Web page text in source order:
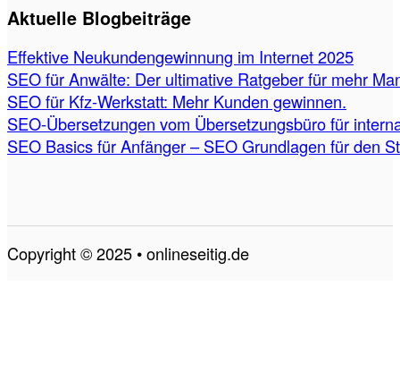
Aktuelle Blogbeiträge
Effektive Neukundengewinnung im Internet 2025
SEO für Anwälte: Der ultimative Ratgeber für mehr
SEO für Kfz-Werkstatt: Mehr Kunden gewinnen.
SEO-Übersetzungen vom Übersetzungsbüro für
SEO Basics für Anfänger – SEO Grundlagen für den
Copyright © 2025 • onlineseitig.de